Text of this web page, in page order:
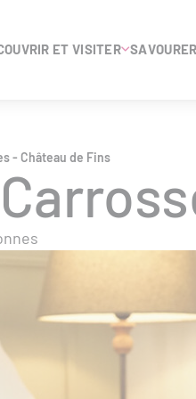
ET VISITER
- Château de Fins